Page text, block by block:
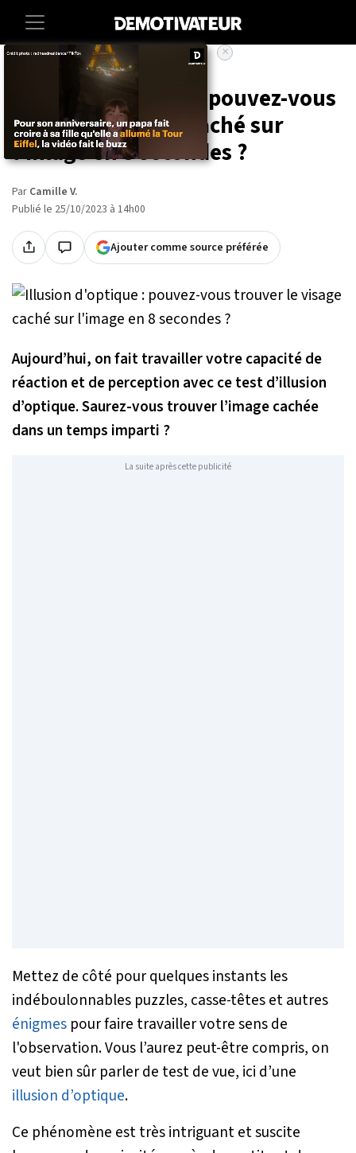
Lifestyle
Illusion d'optique : pouvez-vous
trouver le visage caché sur
l'image en 8 secondes ?
Par Camille V.
Publié le 25/10/2023 à 14h00
Ajouter comme source préférée
Aujourd’hui, on fait travailler votre capacité de
réaction et de perception avec ce test d’illusion
d’optique. Saurez-vous trouver l’image cachée
dans un temps imparti ?
La suite après cette publicité
Mettez de côté pour quelques instants les
indéboulonnables puzzles, casse-têtes et autres
énigmes pour faire travailler votre sens de
l'observation. Vous l’aurez peut-être compris, on
veut bien sûr parler de test de vue, ici d’une
illusion d’optique.
Ce phénomène est très intriguant et suscite
×